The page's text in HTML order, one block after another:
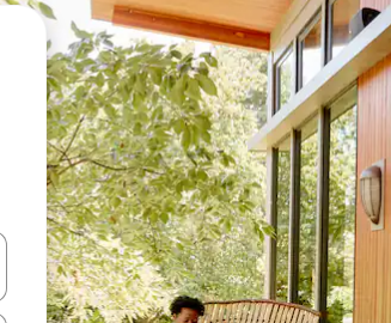
se strelicama prema gore i prema